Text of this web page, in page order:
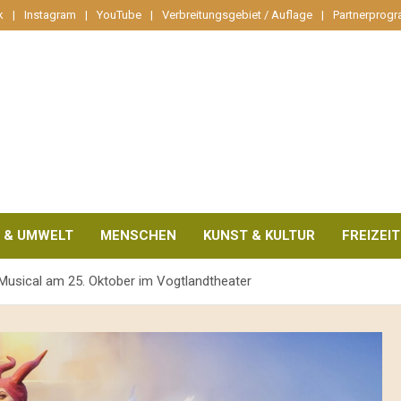
Instagram YouTube Verbreitungsgebiet / Auflage
& UMWELT MENSCHEN KUNST & KULTUR
am 25. Oktober im Vogtlandtheater